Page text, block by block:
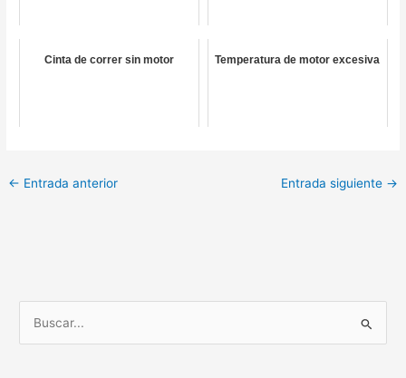
Cinta de correr sin motor Temperatura de motor excesiva
← Entrada anterior Entrada siguiente →